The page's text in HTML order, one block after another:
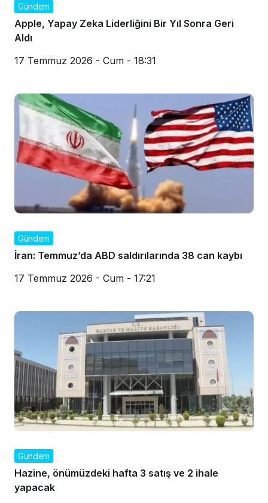
Gündem
Apple, Yapay Zeka Liderliğini Bir Yıl Sonra Geri
Aldı
17 Temmuz 2026 - Cum - 18:31
Gündem
İran: Temmuz’da ABD saldırılarında 38 can kaybı
17 Temmuz 2026 - Cum - 17:21
Gündem
Hazine, önümüzdeki hafta 3 satış ve 2 ihale
yapacak